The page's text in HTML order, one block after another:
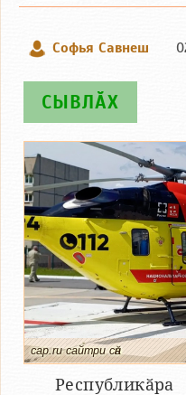
Софья Савнеш
СЫВЛӐХ
cap.ru сайтри сӑн